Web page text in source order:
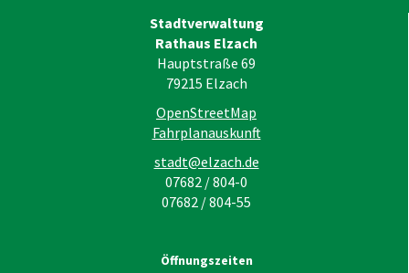
Stadtverwaltung
Rathaus Elzach
Hauptstraße 69
79215 Elzach
OpenStreetMap
Fahrplanauskunft
stadt@elzach.de
07682 / 804-0
07682 / 804-55
Öffnungszeiten